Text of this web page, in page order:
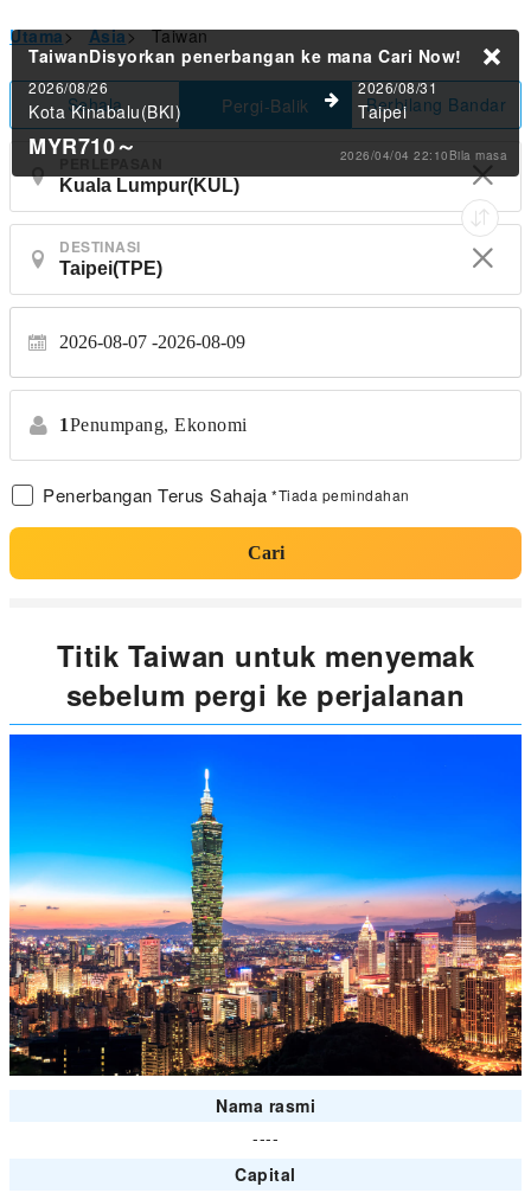
Utama> Asia> Taiwan
Sehala Pergi-Balik Berbilang Bandar
DESTINASI
2026-08-07 2026-08-09
1Penumpang, Ekonomi
Penerbangan Terus Sahaja *Tiada pemindahan
Cari
TaiwanDisyorkan penerbangan ke mana Cari Now!
2026/08/26
Kota Kinabalu(BKI)
2026/08/31
Taipei
MYR710～ 2026/04/04 22:10Bila masa
Titik Taiwan untuk menyemak
sebelum pergi ke perjalanan
Nama rasmi
----
Capital